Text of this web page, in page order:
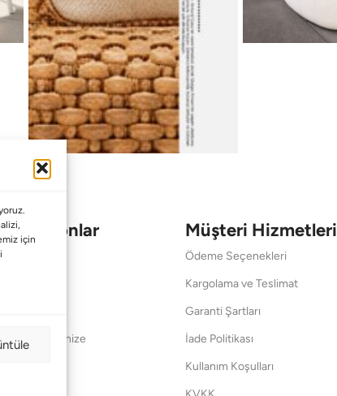
için
Günü
Evinize
Müşteri Hizmetleri
Ödeme Seçenekleri
Kargolama ve Teslimat
Garanti Şartları
İade Politikası
Kullanım Koşulları